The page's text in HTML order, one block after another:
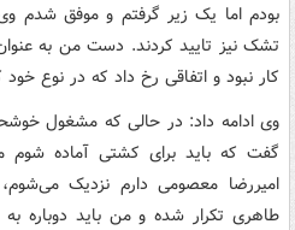
بودم اما یک زیر گرفتم و موفق شدم
تشک نیز تایید کردند. دست من به عنوان
کار نبود و اتفاقی رخ داد که در نوع خود
وی ادامه داد: در حالی که مشغول
گفت که باید برای کشتی آماده شوم
امیررضا معصومی دارم نزدیک
طاهری تکرار شده و من باید دوباره